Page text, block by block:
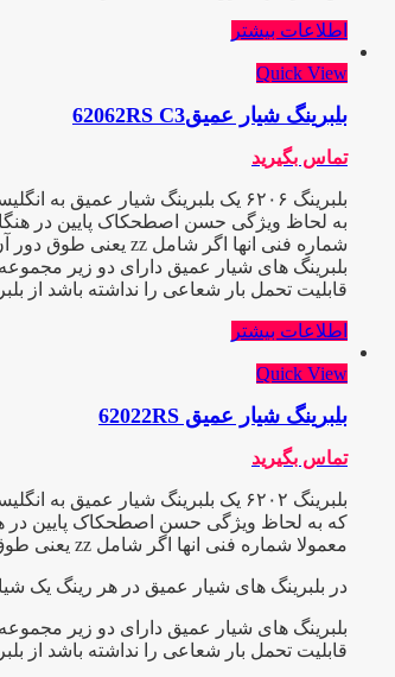
اطلاعات بیشتر
Quick View
بلبرینگ شیار عمیق62062RS C3
تماس بگیرید
به لحاظ ویژگی حسن اصطحکاک پایین در هنگام
شماره فنی انها اگر شامل zz یعنی طوق دور آن فلزی و اگر 2RS باشد طوق آن پلاستیکی یا آبند میباشد و C3 یعنی دارای لقی بیش از حد که هر کدام در صنعت کاربرد ویژه ایی دارند
بلبرینگ های شیار عمیق دارای دو زیر
قابلیت تحمل بار شعاعی را نداشته باشد از
اطلاعات بیشتر
Quick View
بلبرینگ شیار عمیق 62022RS
تماس بگیرید
که به لحاظ ویژگی حسن اصطحکاک پایین در
معمولا شماره فنی انها اگر شامل zz یعنی طوق دور آن فلزی و اگر 2RS باشد طوق آن پلاستیکی یا آبند میباشد و C3 یعنی دارای لقی بیش از حد که هر کدام در صنعت کاربرد ویژه ایی دارند.
در بلبرینگ های شیار عمیق در هر رینگ یک
بلبرینگ های شیار عمیق دارای دو زیر
قابلیت تحمل بار شعاعی را نداشته باشد از